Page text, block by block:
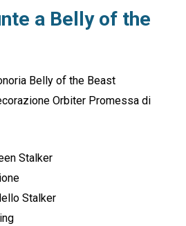
a Belly of the
Belly of the Beast
Orbiter Promessa di
Stalker
Stalker